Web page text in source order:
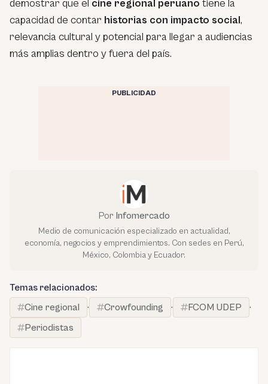
demostrar que el cine regional peruano tiene la
capacidad de contar historias con impacto social,
relevancia cultural y potencial para llegar a audiencias
más amplias dentro y fuera del país.
PUBLICIDAD
Por Infomercado
Medio de comunicación especializado en actualidad,
economía, negocios y emprendimientos. Con sedes en Perú,
México, Colombia y Ecuador.
Temas relacionados:
Cine regional
· Crowfounding · FCOM UDEP
·
Periodistas